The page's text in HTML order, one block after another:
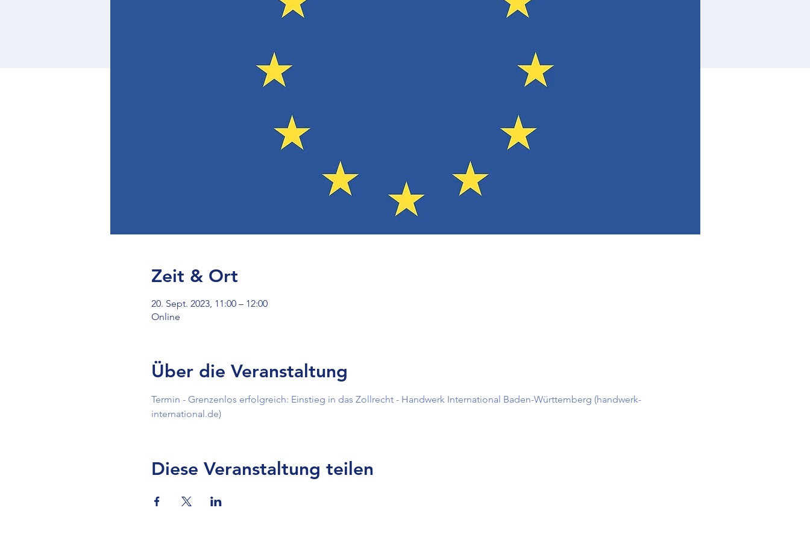
Zeit & Ort
20. Sept. 2023, 11:00 – 12:00
Online
Über die Veranstaltung
Termin - Grenzenlos erfolgreich: Einstieg in das Zollrecht - Handwerk International Baden-Württemberg (handwerk-
international.de)
Diese Veranstaltung teilen